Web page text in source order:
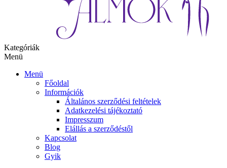
Kategóriák
Menü
Menü
Főoldal
Információk
Általános szerződési feltételek
Adatkezelési tájékoztató
Impresszum
Elállás a szerződéstől
Kapcsolat
Blog
Gyik